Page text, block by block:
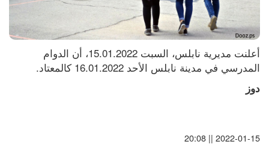
المدرسي في مدينة نابلس الأحد 16.01.2022 كالمعتاد.
دوز
2022-01-15 || 20:08